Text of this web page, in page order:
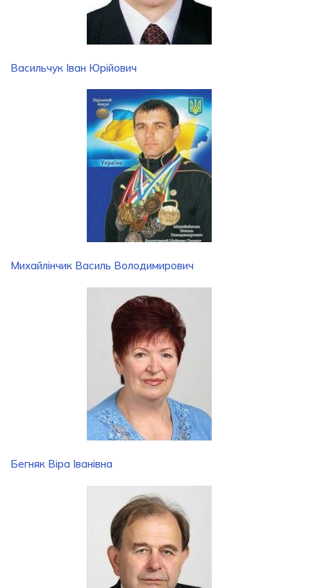
Васильчук Іван Юрійович
Михайлінчик Василь Володимирович
Бегняк Віра Іванівна